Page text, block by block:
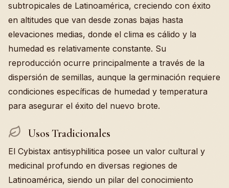
subtropicales de Latinoamérica, creciendo con éxito
en altitudes que van desde zonas bajas hasta
elevaciones medias, donde el clima es cálido y la
humedad es relativamente constante. Su
reproducción ocurre principalmente a través de la
dispersión de semillas, aunque la germinación requiere
condiciones específicas de humedad y temperatura
para asegurar el éxito del nuevo brote.
Usos Tradicionales
El Cybistax antisyphilitica posee un valor cultural y
medicinal profundo en diversas regiones de
Latinoamérica, siendo un pilar del conocimiento